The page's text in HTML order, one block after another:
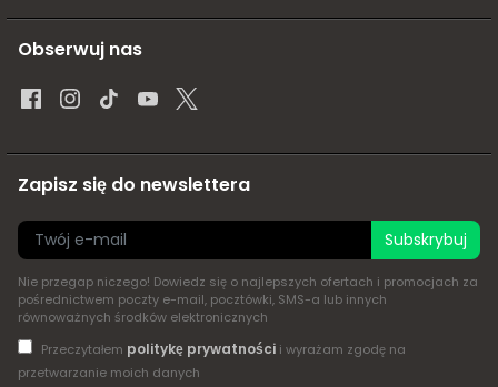
Obserwuj nas
Zapisz się do newslettera
Subskrybuj
Nie przegap niczego! Dowiedz się o najlepszych ofertach i promocjach za
pośrednictwem poczty e-mail, pocztówki, SMS-a lub innych
równoważnych środków elektronicznych
Przeczytałem politykę prywatnościi wyrażam zgodę na
przetwarzanie moich danych